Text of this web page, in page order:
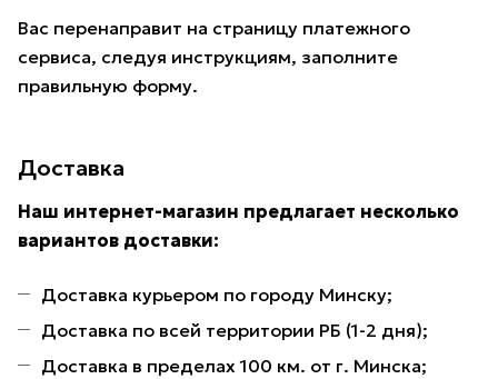
Вас перенаправит на страницу платежного
сервиса, следуя инструкциям, заполните
правильную форму.
Доставка
Наш интернет-магазин предлагает несколько
вариантов доставки:
Доставка курьером по городу Минску;
Доставка по всей территории РБ (1-2 дня);
Доставка в пределах 100 км. от г. Минска;